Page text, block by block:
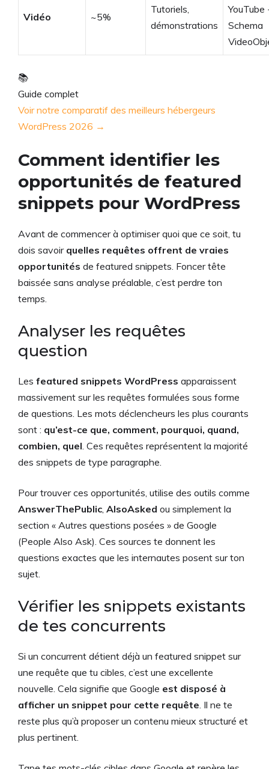
Vidéo ~5%
Tutoriels,
démonstrations
YouTube
Schema
📚
Guide complet
Voir notre comparatif des meilleurs hébergeurs
WordPress 2026 →
Comment identifier les
opportunités de featured
snippets pour WordPress
Avant de commencer à optimiser quoi que ce soit, tu
dois savoir quelles requêtes offrent de vraies
opportunités de featured snippets. Foncer tête
baissée sans analyse préalable, c’est perdre ton
temps.
Analyser les requêtes
question
Les featured snippets WordPress apparaissent
massivement sur les requêtes formulées sous forme
de questions. Les mots déclencheurs les plus courants
sont : qu’est-ce que, comment, pourquoi, quand,
combien, quel . Ces requêtes représentent la majorité
des snippets de type paragraphe.
Pour trouver ces opportunités, utilise des outils comme
AnswerThePublic AlsoAsked ou simplement la
section « Autres questions posées » de Google
(People Also Ask). Ces sources te donnent les
questions exactes que les internautes posent sur ton
sujet.
Vérifier les snippets existants
de tes concurrents
Si un concurrent détient déjà un featured snippet sur
une requête que tu cibles, c’est une excellente
nouvelle. Cela signifie que Google est disposé à
afficher un snippet pour cette requête . Il ne te
reste plus qu’à proposer un contenu mieux structuré et
plus pertinent.